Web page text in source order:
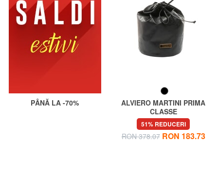
PÂNĂ LA -70%
ALVIERO MARTINI PRIMA
CLASSE
GEO Geantă de frumusețe
51% REDUCERI
RON 378.07 RON 183.73